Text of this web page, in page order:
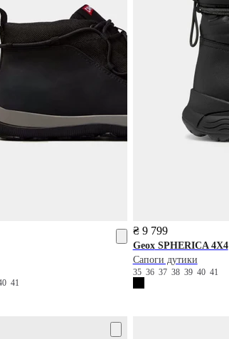
41
₴ 9 799
GeoxSPHERICA 4X4
Сапоги дутики
35 36 37 38 39 40 41